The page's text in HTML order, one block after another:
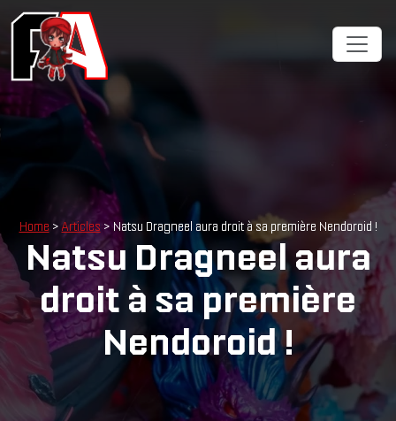
Home > Articles > Natsu Dragneel aura droit à sa première Nendoroid !
Natsu Dragneel aura
droit à sa première
Nendoroid !
Cookies management panel